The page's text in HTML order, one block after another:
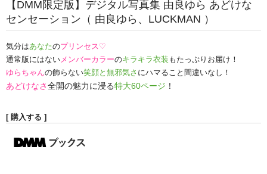
【DMM限定版】デジタル写真集 由良ゆら あどけな
センセーション（ 由良ゆら、LUCKMAN ）
気分はあなたのプリンセス♡
通常版にはないメンバーカラーのキラキラ衣装 もたっぷりお届け！
ゆらちゃんの飾らない笑顔と無邪気さ にハマること間違いなし！
あどけなさ 全開の魅力に浸る特大60ページ ！
[ 購入する ]